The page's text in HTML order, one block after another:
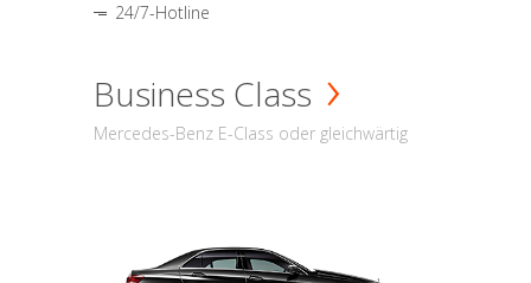
24/7-Hotline
Business Class
Mercedes-Benz E-Class oder gleichwärtig